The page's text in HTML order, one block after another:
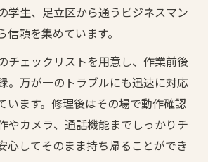
学生、足立区から通うビジネスマン
頼を集めています。
チェックリストを用意し、作業前後
。万が一のトラブルにも迅速に対応
います。修理後はその場で動作確認
やカメラ、通話機能までしっかりチ
心してそのまま持ち帰ることができ